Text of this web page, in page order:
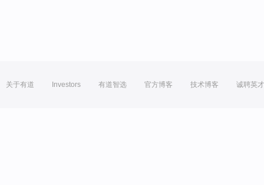
关于有道 Investors 有道智选 官方博客 技术博客 诚聘英才